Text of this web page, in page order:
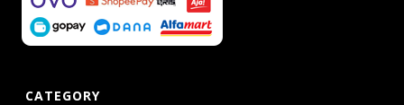
CATEGORY